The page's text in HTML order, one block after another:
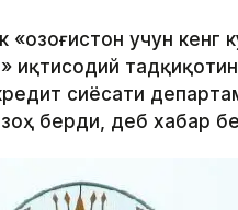
учун кенг
иқтисодий
сиёсати
берди, деб хабар